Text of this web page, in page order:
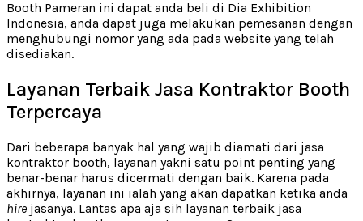
Booth Pameran ini dapat anda beli di Dia Exhibition
Indonesia, anda dapat juga melakukan pemesanan dengan
menghubungi nomor yang ada pada website yang telah
disediakan.
Layanan Terbaik Jasa Kontraktor Booth
Terpercaya
Dari beberapa banyak hal yang wajib diamati dari jasa
kontraktor booth, layanan yakni satu point penting yang
benar-benar harus dicermati dengan baik. Karena pada
akhirnya, layanan ini ialah yang akan dapatkan ketika anda
hire jasanya. Lantas apa aja sih layanan terbaik jasa